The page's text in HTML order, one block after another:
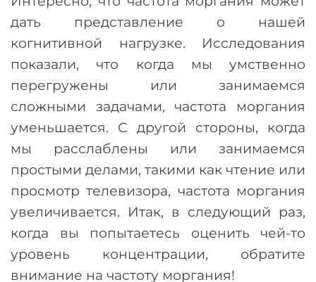
дать представление о нашей
когнитивной нагрузке. Исследования
показали, что когда мы умственно
перегружены или занимаемся
сложными задачами, частота моргания
уменьшается. С другой стороны, когда
мы расслаблены или занимаемся
простыми делами, такими как чтение или
просмотр телевизора, частота моргания
увеличивается. Итак, в следующий раз,
когда вы попытаетесь оценить чей-то
уровень концентрации, обратите
внимание на частоту моргания!